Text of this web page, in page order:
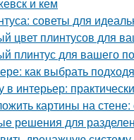
советы для
цвет плинтусов для
плинтус для вашего
как выбрать
в интерьер:
картины на
решения для